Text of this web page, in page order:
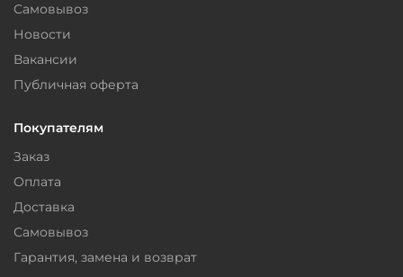
Самовывоз
Новости
Вакансии
Публичная оферта
Покупателям
Заказ
Оплата
Доставка
Самовывоз
Гарантия, замена и возврат